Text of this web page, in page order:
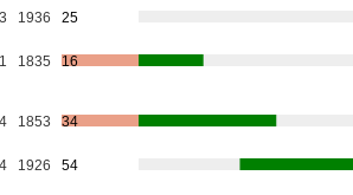
1936 25
1835 16
1853 34
1926 54